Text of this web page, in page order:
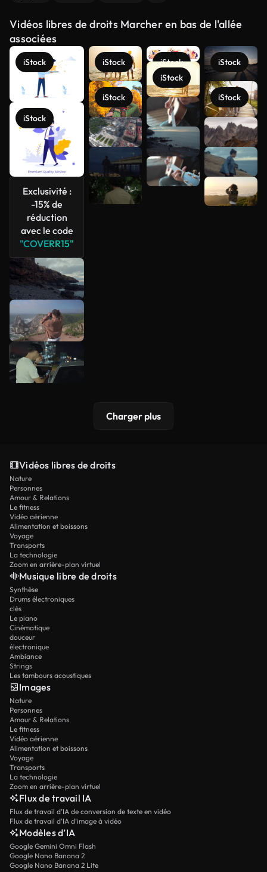
Vidéos libres de droits Marcher en bas de l'allée
associées
iStock
iStock
Exclusivité :
-15% de
réduction
avec le code
"COVERR15"
iStock
iStock
iStock
iStock
iStock
iStock
Voir plus
Charger plus
Vidéos libres de droits
Nature
Personnes
Amour & Relations
Le fitness
Vidéo aérienne
Alimentation et boissons
Voyage
Transports
La technologie
Zoom en arrière-plan virtuel
Musique libre de droits
Synthèse
Drums électroniques
clés
Le piano
Cinématique
douceur
électronique
Ambiance
Strings
Les tambours acoustiques
Images
Nature
Personnes
Amour & Relations
Le fitness
Vidéo aérienne
Alimentation et boissons
Voyage
Transports
La technologie
Zoom en arrière-plan virtuel
Flux de travail IA
Flux de travail d’IA de conversion de texte en vidéo
Flux de travail d’IA d’image à vidéo
Modèles d’IA
Google Gemini Omni Flash
Google Nano Banana 2
Google Nano Banana 2 Lite